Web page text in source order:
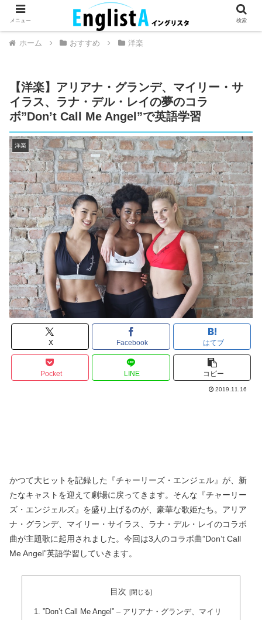
英語が話せるとちょっとハッピー。
ホーム おすすめ 洋楽
【洋楽】アリアナ・グランデ、マイリー・サ
イラス、ラナ・デル・レイの夢のコラ
ボ”Don’t Call Me Angel”で英語学習
洋楽
X Facebook はてブ
Pocket LINE コピー
2019.11.16
かつて大ヒットを記録した『チャーリーズ・エンジェル』が、新
たなキャストを迎えて劇場に戻ってきます。そんな『チャーリー
ズ・エンジェルズ』を盛り上げるのが、豪華な歌姫たち。アリア
ナ・グランデ、マイリー・サイラス、ラナ・デル・レイのコラボ
曲が主題歌に起用されました。今回は3人のコラボ曲”Don’t Call
Me Angel”英語学習していきます。
目次
”Don’t Call Me Angel” – アリアナ・グランデ、マイリ
メニュー 検索